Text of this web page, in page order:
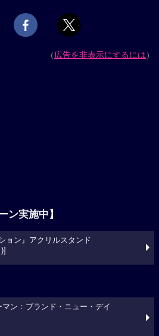
（広告を非表示にするには）
ン実施中】
ョン』アクリルスタンド
ン：ブランド・ニュー・デイ